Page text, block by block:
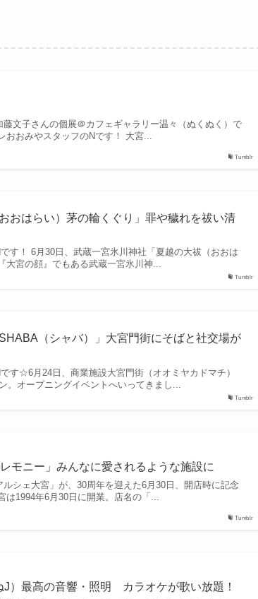
Tumblr
文子さんの個展＠カフェギャラリー温々（ぬくぬく）で
おみやスタッフのNです！ 大宮...
Tumblr
おはらい）茅の輪くぐり」罪や穢れを祓い清
す！ 6月30日、武蔵一宮氷川神社「夏越の大祓（おおは
大宮の顔』でもある武蔵一宮氷川神...
Tumblr
（シャバ）」大宮門街にそばと社交場が
す☆6月24日、商業施設大宮門街（オオミヤカドマチ）
オープニングイベントへいってきまし...
Tumblr
モニー」みんなに愛されるような施設に
シェ大宮」が、30周年を迎えた6月30日、開店時に記念
1994年6月30日に開業。店名の「...
）最高の音響・照明 カラオケが歌い放題！